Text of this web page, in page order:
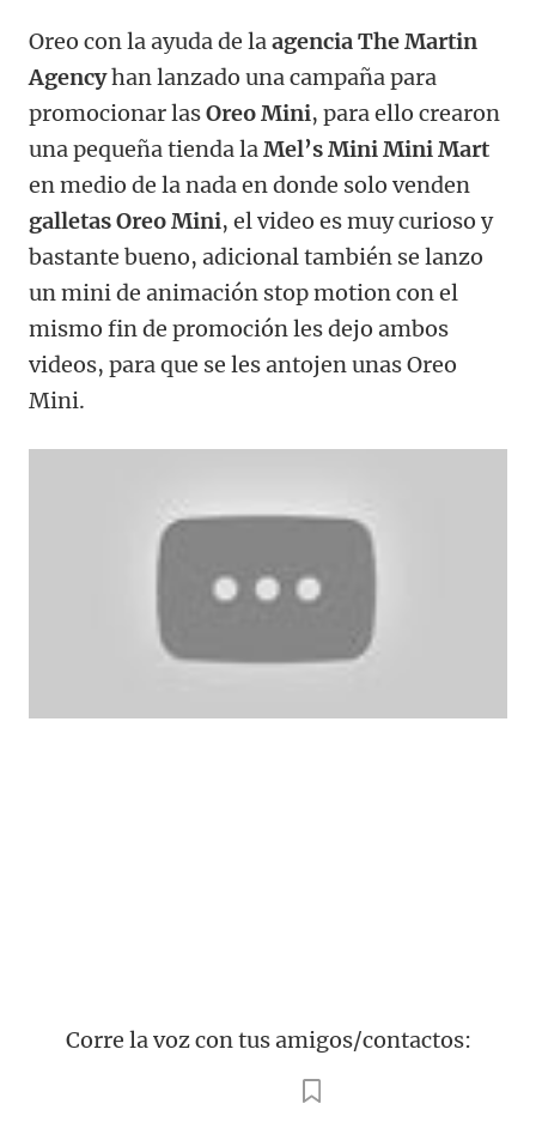
Oreo con la ayuda de laagencia The Martin
Agencyhan lanzado una campaña para
promocionar lasOreo Mini, para ello crearon
una pequeña tienda laMel’s Mini Mini Mart
en medio de la nada en donde solo venden
galletas Oreo Mini, el video es muy curioso y
bastante bueno, adicional también se lanzo
un mini de animación stop motion con el
mismo fin de promoción les dejo ambos
videos, para que se les antojen unas Oreo
Mini.
Corre la voz con tus amigos/contactos: